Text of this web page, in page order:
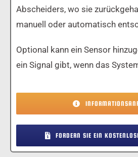
Abscheiders, wo sie
manuell oder automatisch
Optional kann ein Sensor
ein Signal gibt, wenn das
FORDERN SIE EIN